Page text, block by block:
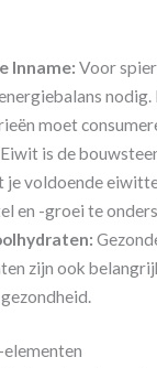
Inname: Voor
moet
Eiwit is de
je voldoende
en -groei te
zijn ook